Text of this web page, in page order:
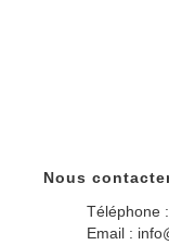
Nous
Téléphone
Email :